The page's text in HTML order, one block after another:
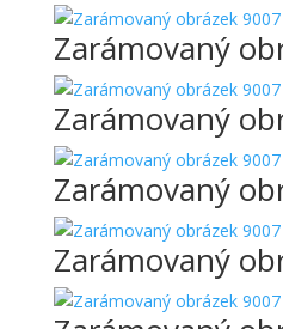
Zarámovaný
Zarámovaný
Zarámovaný
Zarámovaný